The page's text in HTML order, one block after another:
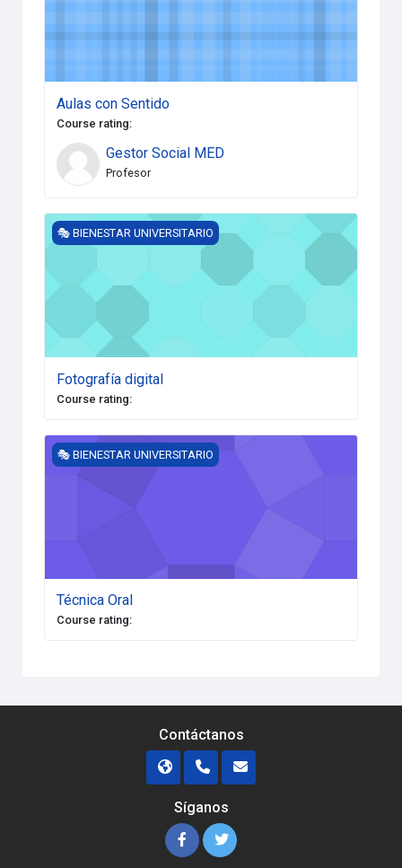
Aulas con Sentido
Course rating:
Gestor Social MED
Profesor
Fotografía digital
🎭 BIENESTAR UNIVERSITARIO
Fotografía digital
Course rating:
Técnica Oral
🎭 BIENESTAR UNIVERSITARIO
Técnica Oral
Course rating:
Contáctanos
Síganos